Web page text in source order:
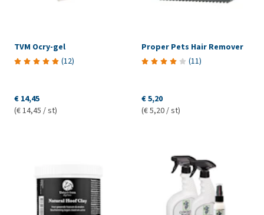
TVM Ocry-gel
(12)
€ 14,45
(€ 14,45 / st)
Proper Pets Hair Remover
(11)
€ 5,20
(€ 5,20 / st)